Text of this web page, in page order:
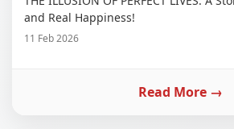
and Real Happiness!
11 Feb 2026
Read More →